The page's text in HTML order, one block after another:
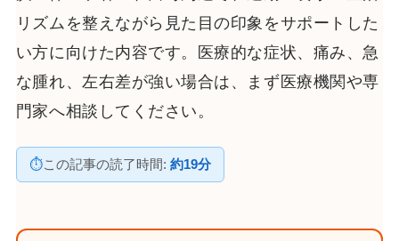
リズムを整えながら見た目の印象をサポートした
い方に向けた内容です。医療的な症状、痛み、急
な腫れ、左右差が強い場合は、まず医療機関や専
門家へ相談してください。
⏱この記事の読了時間: 約19分